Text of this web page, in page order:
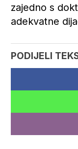
zajedno s
adekvatne
PODIJELI